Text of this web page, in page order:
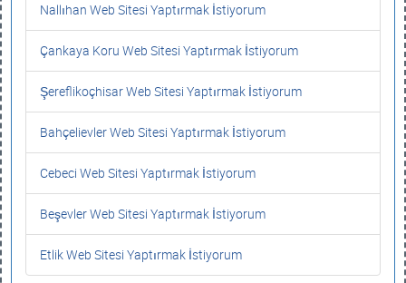
Nallıhan Web Sitesi Yaptırmak İstiyorum
Çankaya Koru Web Sitesi Yaptırmak İstiyorum
Şereflikoçhisar Web Sitesi Yaptırmak İstiyorum
Bahçelievler Web Sitesi Yaptırmak İstiyorum
Cebeci Web Sitesi Yaptırmak İstiyorum
Beşevler Web Sitesi Yaptırmak İstiyorum
Etlik Web Sitesi Yaptırmak İstiyorum